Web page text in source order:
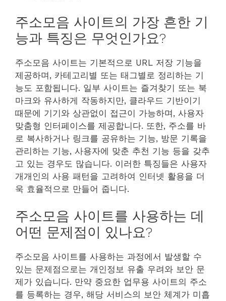
주소모음 사이트의 가장 흔한 기
능과 특징은 무엇인가요?
주소모음 사이트는 기본적으로 URL 저장 기능을
제공하며, 카테고리별 또는 태그별로 정리하는 기
능도 포함됩니다. 일부 사이트는 즐겨찾기 또는 북
마크와 유사하게 작동하지만, 클라우드 기반이기
때문에 기기와 상관없이 접근이 가능하며, 사용자
맞춤형 인터페이스를 제공합니다. 또한, 주소를 바
로 복사하거나 링크를 공유하는 기능, 방문 기록을
관리하는 기능, 사용자에 맞춘 추천 기능 등을 갖추
고 있는 경우도 많습니다. 이러한 특징들은 사용자
개개인의 사용 패턴을 고려하여 인터넷 활용을 더
욱 효율적으로 만들어 줍니다.
주소모음 사이트를 사용하는 데
어떤 문제점이 있나요?
주소모음 사이트를 사용하는 과정에서 발생할 수
있는 문제점으로는 개인정보 유출 우려와 보안 문
제가 있습니다. 만약 중요한 업무용 사이트의 주소
를 등록하는 경우, 해당 서비스의 보안 체계가 미흡